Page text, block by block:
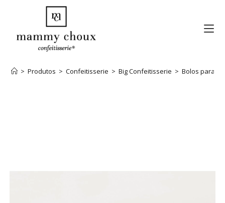
> Produtos > Confeitisserie > Big Confeitisserie > Bolos para